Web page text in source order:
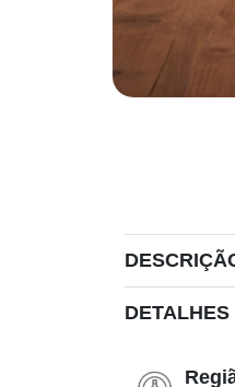
DETALHES